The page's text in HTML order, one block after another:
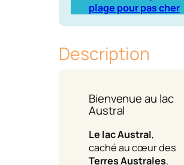
plage pour pas cher
Description
Bienvenue au lac
Austral
Le lac Austral,
caché au cœur des
Terres Australes,